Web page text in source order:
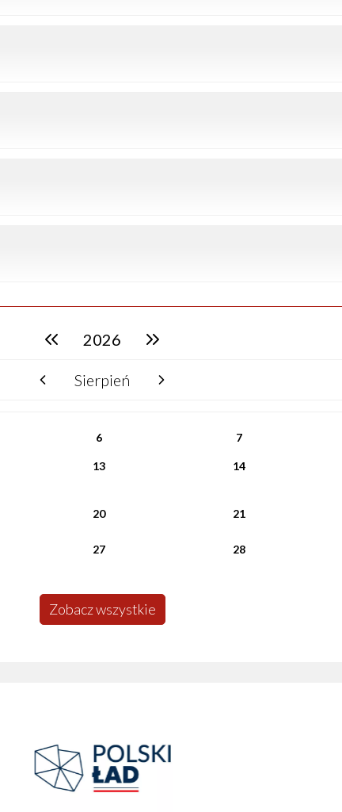
poprzedni rok2026 następny rok
poprzedni miesiącSierpień następny miesiąc
6 7
13 14
20 21
27 28
Zobacz wszystkie